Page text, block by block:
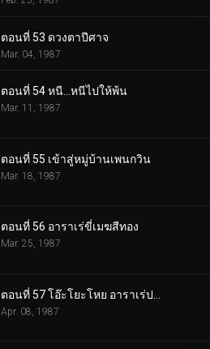
ตอนที่ 53 ดวงตาปีศาจ
Mar. 04, 1987
ตอนที่ 54 หนี…หนีไปให้พ้น
Mar. 11, 1987
ตอนที่ 55 เข้าสู่หมู่บ้านเพนกวิน
Mar. 18, 1987
ตอนที่ 56 อาราเร่ขี่เมฆสีทอง
Mar. 25, 1987
Apr. 08, 1987